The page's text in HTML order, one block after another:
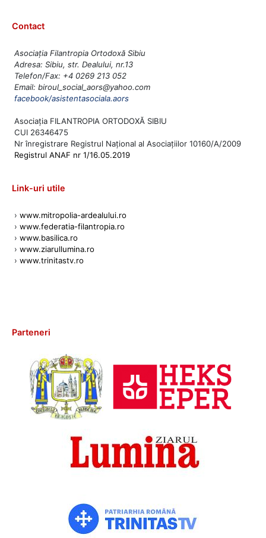
Contact
Asociația Filantropia Ortodoxă Sibiu
Adresa: Sibiu, str. Dealului, nr.13
Telefon/Fax: +4 0269 213 052
Email: biroul_social_aors@yahoo.com
facebook/asistentasociala.aors
Asociația FILANTROPIA ORTODOXĂ SIBIU
CUI 26346475
Nr înregistrare Registrul Național al Asociațiilor 10160/A/2009
Registrul ANAF nr 1/16.05.2019
Link-uri utile
› www.mitropolia-ardealului.ro
› www.federatia-filantropia.ro
› www.basilica.ro
› www.ziarullumina.ro
› www.trinitastv.ro
Parteneri